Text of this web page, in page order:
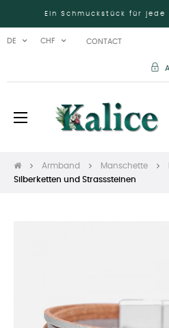
Ein Schmuckstück für jede
DE CHF CONTACT
Umschalten
☰
Armband Manschette
Silberketten und Strasssteinen